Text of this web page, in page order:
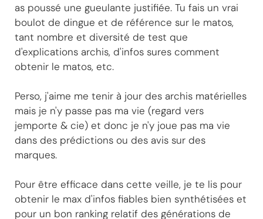
as poussé une gueulante justifiée. Tu fais un vrai
boulot de dingue et de référence sur le matos,
tant nombre et diversité de test que
d'explications archis, d'infos sures comment
obtenir le matos, etc.
Perso, j'aime me tenir à jour des archis matérielles
mais je n'y passe pas ma vie (regard vers
jemporte & cie) et donc je n'y joue pas ma vie
dans des prédictions ou des avis sur des
marques.
Pour être efficace dans cette veille, je te lis pour
obtenir le max d'infos fiables bien synthétisées et
pour un bon ranking relatif des générations de